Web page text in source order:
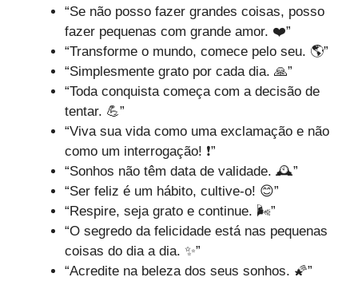
“Se não posso fazer grandes coisas, posso
fazer pequenas com grande amor. ❤️”
“Transforme o mundo, comece pelo seu. 🌎”
“Simplesmente grato por cada dia. 🙏”
“Toda conquista começa com a decisão de
tentar. 💪”
“Viva sua vida como uma exclamação e não
como um interrogação! ❗”
“Sonhos não têm data de validade. 🕰️”
“Ser feliz é um hábito, cultive-o! 😊”
“Respire, seja grato e continue. 🌬️”
“O segredo da felicidade está nas pequenas
coisas do dia a dia. ✨”
“Acredite na beleza dos seus sonhos. 🌠”